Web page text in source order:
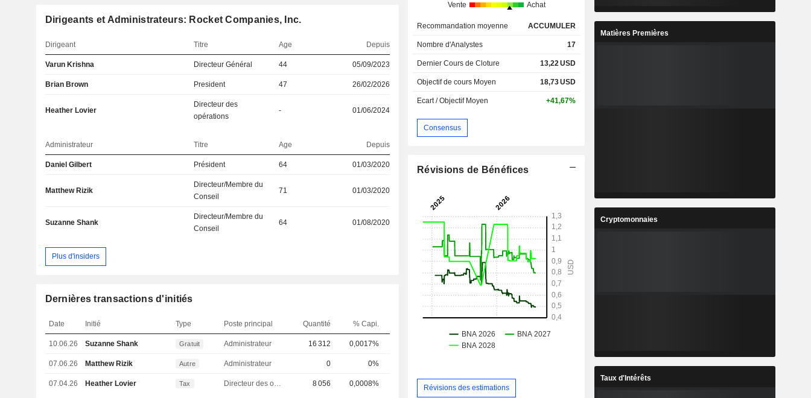
Dirigeants et Administrateurs: Rocket Companies, Inc.
Dirigeant Titre Age Depuis
Varun Krishna Directeur Général 44 05/09/2023
Brian Brown President 47 26/02/2026
Heather Lovier
Directeur des
opérations
- 01/06/2024
Administrateur Titre Age Depuis
Daniel Gilbert Président 64 01/03/2020
Matthew Rizik
Directeur/Membre du
Conseil
71 01/03/2020
Suzanne Shank
Directeur/Membre du
Conseil
64 01/08/2020
Plus d'insiders
Dernières transactions d'initiés
Date Initié Type Poste principal Quantité % Capi.
10.06.26 Suzanne Shank Gratuit Administrateur 16 312 0,0017%
07.06.26 Matthew Rizik Autre Administrateur 0 0%
07.04.26 Heather Lovier Tax 8 056 0,0008%
Vente Achat
Recommandation moyenne ACCUMULER
Nombre d'Analystes 17
Dernier Cours de Cloture 13,22USD
Objectif de cours Moyen 18,73USD
Ecart / Objectif Moyen +41,67%
Consensus
Révisions de Bénéfices
Révisions des estimations
Matières Premières
Cryptomonnaies
Taux d'Intérêts